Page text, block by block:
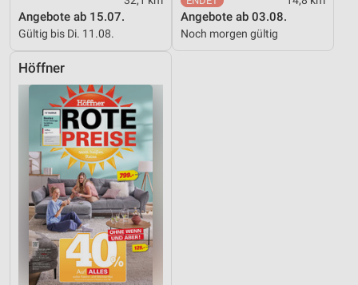
Angebote ab 15.07.
Gültig bis Di. 11.08.
Angebote ab 03.08.
Noch morgen gültig
Höffner